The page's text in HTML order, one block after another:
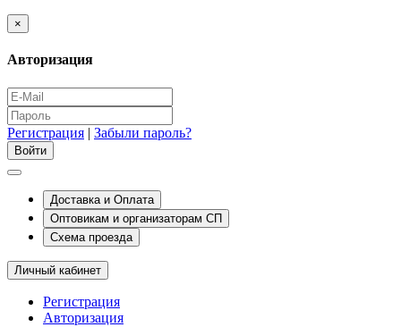
×
Авторизация
Регистрация | Забыли пароль?
Доставка и Оплата
Оптовикам и организаторам СП
Схема проезда
Личный кабинет
Регистрация
Авторизация